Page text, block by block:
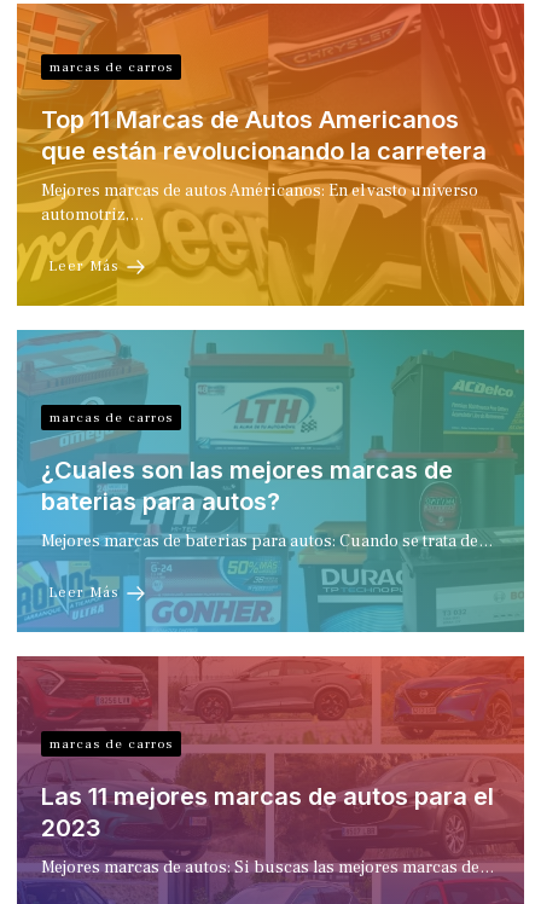
marcas de carros
Top 11 Marcas de Autos Americanos
que están revolucionando la carretera
Mejores marcas de autos Américanos: En el vasto universo
automotriz,…
Leer Más
marcas de carros
¿Cuales son las mejores marcas de
baterias para autos?
Mejores marcas de baterias para autos: Cuando se trata de…
Leer Más
marcas de carros
Las 11 mejores marcas de autos para el
2023
Mejores marcas de autos: Si buscas las mejores marcas de…